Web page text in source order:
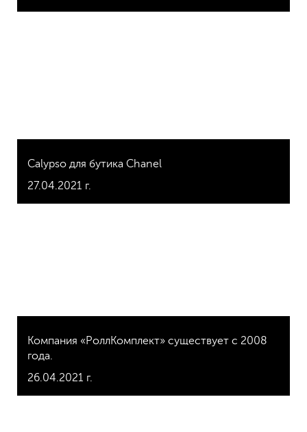
Саlypso для бутика Chanel
27.04.2021 г.
Компания «РоллКомплект» существует с 2008
года.
26.04.2021 г.